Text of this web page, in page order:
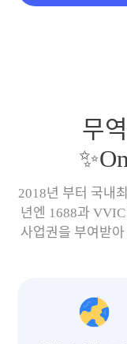
무
2018년 부터 국내
년엔 1688과
사업권을 부여받